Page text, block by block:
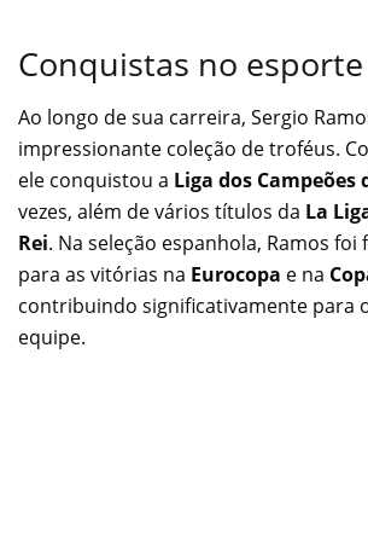
Conquistas no esporte
Ao longo de sua carreira, Sergio
impressionante coleção de troféus.
ele conquistou a Liga dos Campeões
vezes, além de vários títulos da La
Rei. Na seleção espanhola, Ramos
para as vitórias na Eurocopa e na
contribuindo significativamente para
equipe.